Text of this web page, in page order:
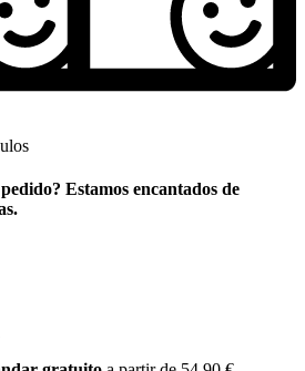
Estamos encantados de